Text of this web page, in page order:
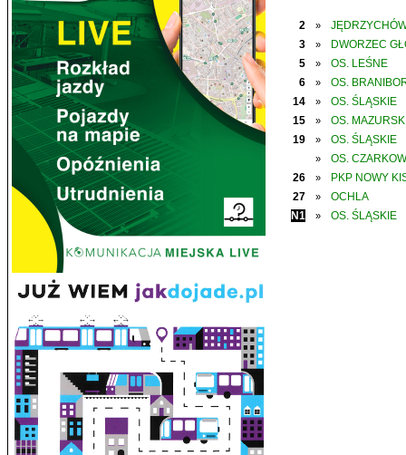
2 »
3
»
DWORZEC
5
»
OS. LEŚNE
6
»
OS.
14
»
OS. ŚLĄSKIE
15
»
OS.
19
» OS. ŚLĄSKIE
»
OS.
26
»
PKP NOWY
27
»
OCHLA
N1
» OS. ŚLĄSKIE